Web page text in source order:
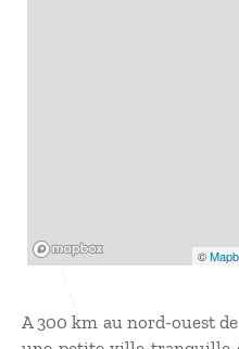
©
A 300 km au nord-ouest